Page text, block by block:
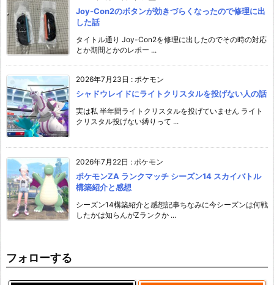
Joy-Con2のボタンが効きづらくなったので修理に出
した話
タイトル通り Joy-Con2を修理に出したのでその時の対応
とか期間とかのレポー ...
2026年7月23日 : ポケモン
シャドウレイドにライトクリスタルを投げない人の話
実は私 半年間ライトクリスタルを投げていません ライト
クリスタル投げない縛りって ...
2026年7月22日 : ポケモン
ポケモンZA ランクマッチ シーズン14 スカイバトル
構築紹介と感想
シーズン14構築紹介と感想記事ちなみに今シーズンは何戦
したかは知らんがZランクか ...
フォローする